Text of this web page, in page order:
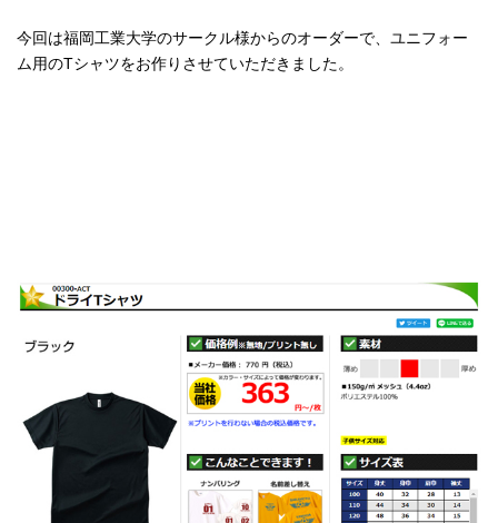
今回は福岡工業大学のサークル様からのオーダーで、ユニフォー
ム用のTシャツをお作りさせていただきました。